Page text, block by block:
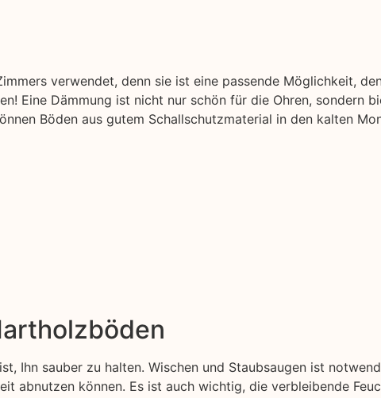
verwendet, denn sie ist eine passende Möglichkeit,
Eine Dämmung ist nicht nur schön für die Ohren, sondern
Böden aus gutem Schallschutzmaterial in den kalten
Ihn sauber zu halten. Wischen und Staubsaugen ist
abnutzen können. Es ist auch wichtig, die verbleibende